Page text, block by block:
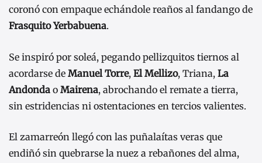
coronó con empaque echándole reaños al fandango de
Frasquito Yerbabuena.
Se inspiró por soleá, pegando pellizquitos tiernos al
acordarse de Manuel Torre, El Mellizo, Triana, La
Andonda o Mairena, abrochando el remate a tierra,
sin estridencias ni ostentaciones en tercios valientes.
El zamarreón llegó con las puñalaítas veras que
endiñó sin quebrarse la nuez a rebañones del alma,